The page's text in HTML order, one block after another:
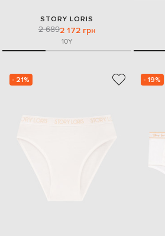
STORY LORIS
2 6892 172 грн
10Y
- 21% - 19%